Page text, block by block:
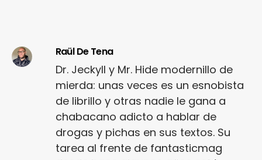
Raül De Tena
Dr. Jeckyll y Mr. Hide modernillo de
mierda: unas veces es un esnobista
de librillo y otras nadie le gana a
chabacano adicto a hablar de
drogas y pichas en sus textos. Su
tarea al frente de fantasticmag